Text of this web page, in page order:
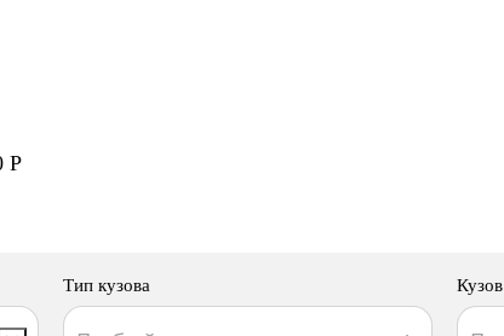
Р
Тип кузова Кузов